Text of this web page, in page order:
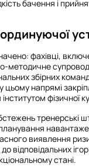
бачення і
фахівці,
методичне
збірних
цьому напрямі
фізичної
тренерські
виявлення
відповідальних
стані.